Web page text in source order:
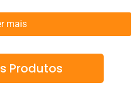
mais
Produtos